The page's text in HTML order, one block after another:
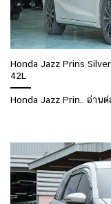
Honda Jazz Prins
42L
Honda Jazz Prin.. อ่านต่